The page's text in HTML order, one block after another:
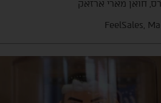
חואן מארי ארזאק
FeelSales,